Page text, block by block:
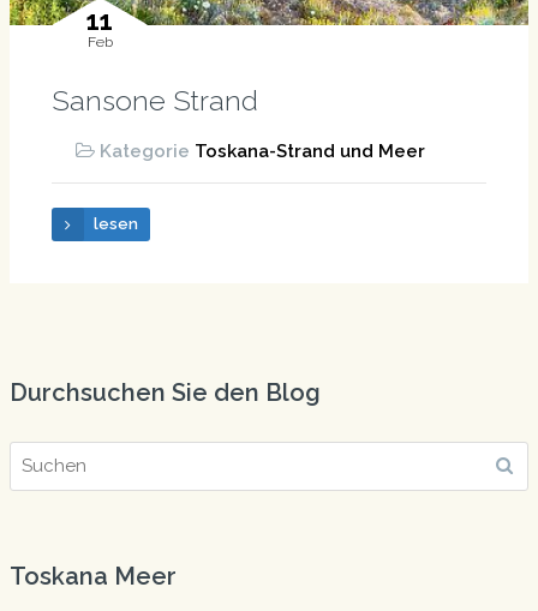
11
Feb
Sansone Strand
Kategorie Toskana-Strand und Meer
lesen
Durchsuchen Sie den Blog
Toskana Meer